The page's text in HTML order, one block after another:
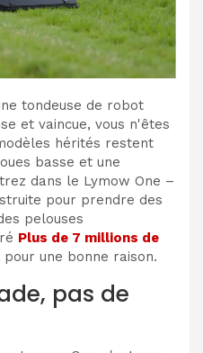
tondeuse de robot
et vaincue, vous n'êtes
hérités restent
basse et une
dans le Lymow One –
pour prendre des
pelouses
Plus de 7 millions de
pour une bonne raison.
pas de